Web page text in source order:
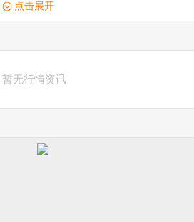
点击展开
暂无行情资讯